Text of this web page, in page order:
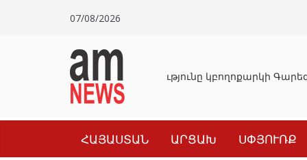
07/08/2026
Դատախազությունը կբողոքարկի
ՀԱՅԱՍՏԱՆ ԱՐՑԱԽ ՍՓՅՈՒՌՔ